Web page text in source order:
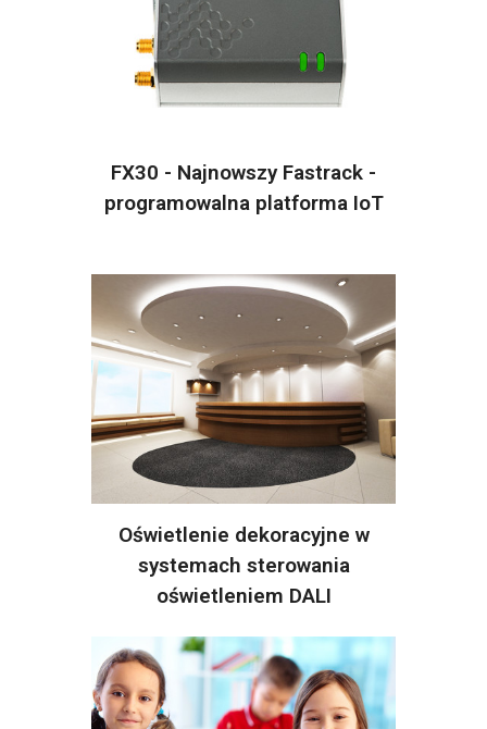
FX30 - Najnowszy Fastrack -
programowalna platforma IoT
Oświetlenie dekoracyjne w
systemach sterowania
oświetleniem DALI